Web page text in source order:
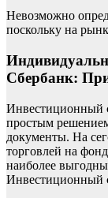
Невозможно
поскольку на
Сбербанк:
Инвестиционный
простым
документы. На
торговлей на
наиболее
Инвестиционный